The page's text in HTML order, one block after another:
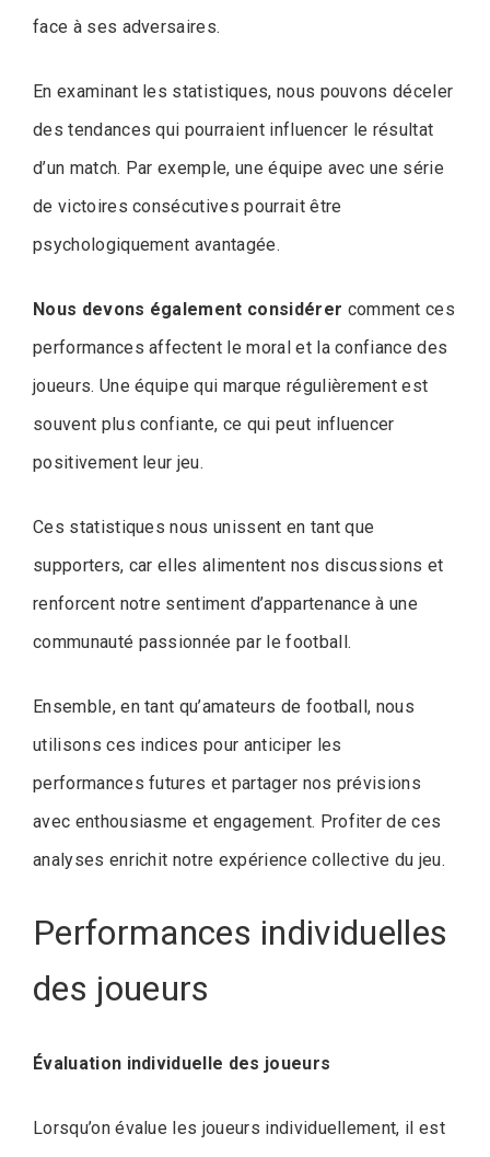
face à ses adversaires.
En examinant les statistiques, nous pouvons déceler
des tendances qui pourraient influencer le résultat
d’un match. Par exemple, une équipe avec une série
de victoires consécutives pourrait être
psychologiquement avantagée.
Nous devons également considérer comment ces
performances affectent le moral et la confiance des
joueurs. Une équipe qui marque régulièrement est
souvent plus confiante, ce qui peut influencer
positivement leur jeu.
Ces statistiques nous unissent en tant que
supporters, car elles alimentent nos discussions et
renforcent notre sentiment d’appartenance à une
communauté passionnée par le football.
Ensemble, en tant qu’amateurs de football, nous
utilisons ces indices pour anticiper les
performances futures et partager nos prévisions
avec enthousiasme et engagement. Profiter de ces
analyses enrichit notre expérience collective du jeu.
Performances individuelles
des joueurs
Évaluation individuelle des joueurs
Lorsqu’on évalue les joueurs individuellement, il est